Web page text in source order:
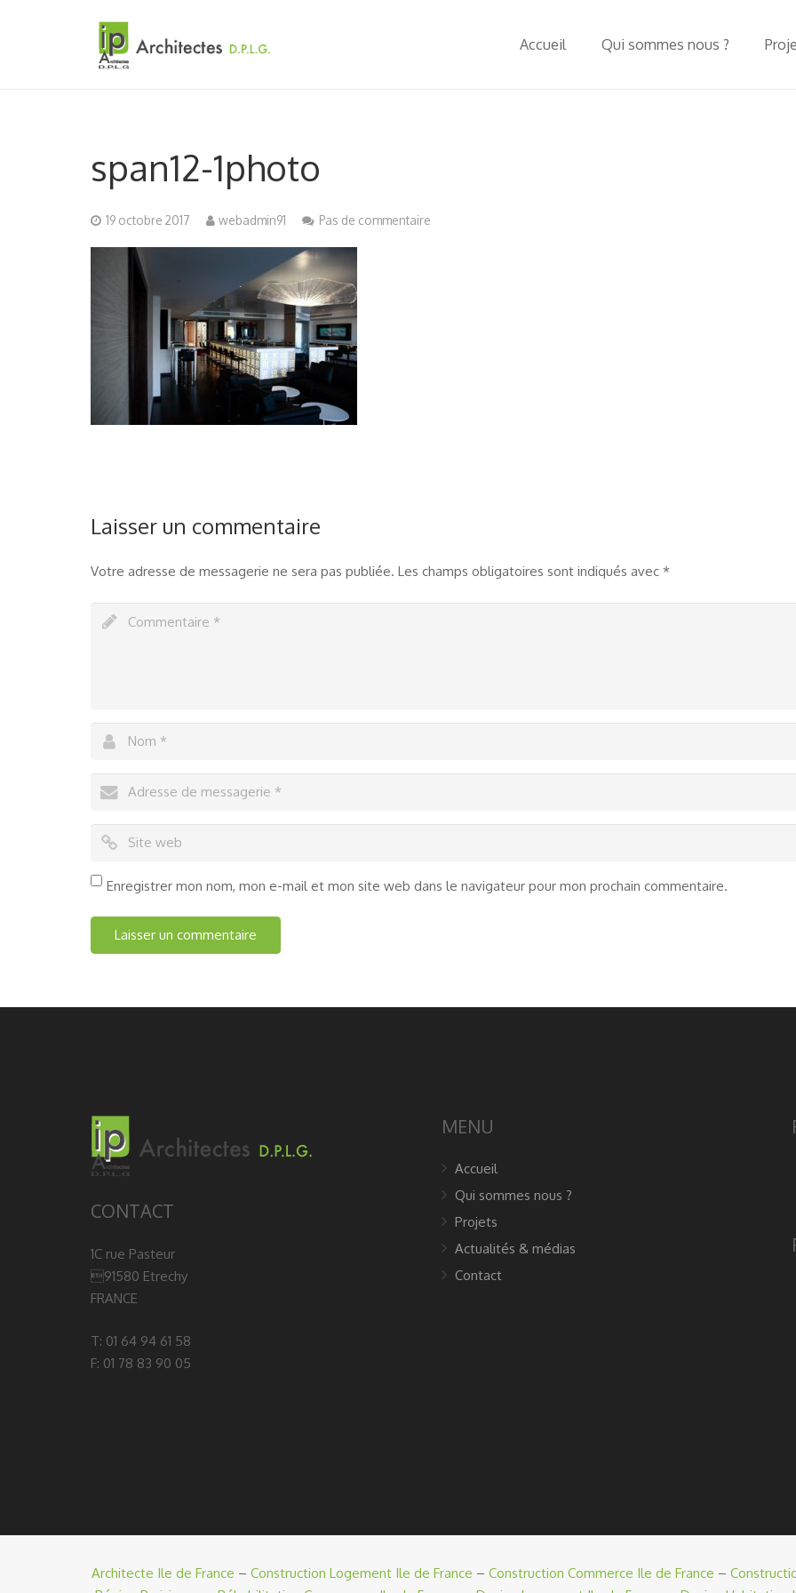
Accueil Qui sommes nous ?
span12-1photo
19 octobre 2017 webadmin91 Pas de commentaire
Laisser un commentaire
Votre adresse de messagerie ne sera pas publiée. Les champs obligatoires sont indiqués avec *
Enregistrer mon nom, mon e-mail et mon site web dans le navigateur pour mon prochain commentaire.
CONTACT
1C rue Pasteur
91580 Etrechy
FRANCE
T: 01 64 94 61 58
F: 01 78 83 90 05
MENU
Accueil
Qui sommes nous ?
Projets
Actualités & médias
Contact
Architecte Ile de France – Construction Logement Ile de France – Construction Commerce Ile de France –